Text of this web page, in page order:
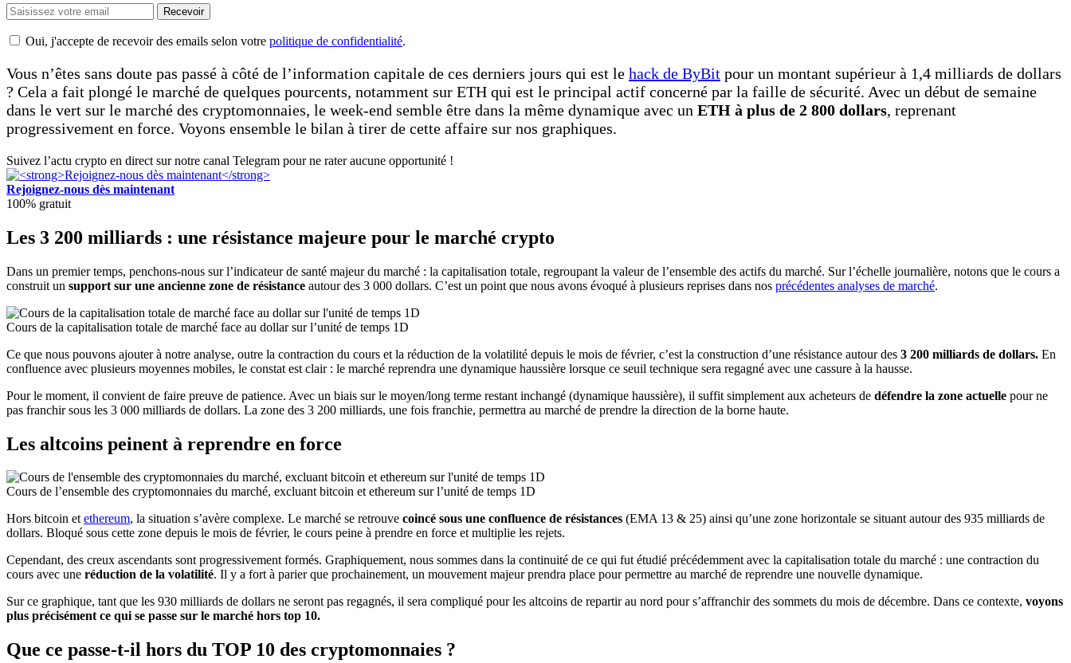
Recevoir
Oui, j'accepte de recevoir des emails selon votre politique de confidentialité.
Vous n’êtes sans doute pas passé à côté de l’information capitale de ces derniers jours qui est le hack de ByBit pour un montant supérieur à 1,4 milliards de dollars
? Cela a fait plongé le marché de quelques pourcents, notamment sur ETH qui est le principal actif concerné par la faille de sécurité. Avec un début de semaine
dans le vert sur le marché des cryptomonnaies, le week-end semble être dans la même dynamique avec un ETH à plus de 2 800 dollars, reprenant
progressivement en force. Voyons ensemble le bilan à tirer de cette affaire sur nos graphiques.
Suivez l’actu crypto en direct sur notre canal Telegram pour ne rater aucune opportunité !
Rejoignez-nous dès maintenant
100% gratuit
Les 3 200 milliards : une résistance majeure pour le marché crypto
Dans un premier temps, penchons-nous sur l’indicateur de santé majeur du marché : la capitalisation totale, regroupant la valeur de l’ensemble des actifs du marché. Sur l’échelle journalière, notons que le cours a
construit un support sur une ancienne zone de résistance autour des 3 000 dollars. C’est un point que nous avons évoqué à plusieurs reprises dans nos précédentes analyses de marché.
Cours de la capitalisation totale de marché face au dollar sur l’unité de temps 1D
Ce que nous pouvons ajouter à notre analyse, outre la contraction du cours et la réduction de la volatilité depuis le mois de février, c’est la construction d’une résistance autour des 3 200 milliards de dollars. En
confluence avec plusieurs moyennes mobiles, le constat est clair : le marché reprendra une dynamique haussière lorsque ce seuil technique sera regagné avec une cassure à la hausse.
Pour le moment, il convient de faire preuve de patience. Avec un biais sur le moyen/long terme restant inchangé (dynamique haussière), il suffit simplement aux acheteurs de défendre la zone actuelle pour ne
pas franchir sous les 3 000 milliards de dollars. La zone des 3 200 milliards, une fois franchie, permettra au marché de prendre la direction de la borne haute.
Les altcoins peinent à reprendre en force
Cours de l’ensemble des cryptomonnaies du marché, excluant bitcoin et ethereum sur l’unité de temps 1D
Hors bitcoin etethereum, la situation s’avère complexe. Le marché se retrouve coincé sous une confluence de résistances (EMA 13 & 25) ainsi qu’une zone horizontale se situant autour des 935 milliards de
dollars. Bloqué sous cette zone depuis le mois de février, le cours peine à prendre en force et multiplie les rejets.
Cependant, des creux ascendants sont progressivement formés. Graphiquement, nous sommes dans la continuité de ce qui fut étudié précédemment avec la capitalisation totale du marché : une contraction du
cours avec une réduction de la volatilité. Il y a fort à parier que prochainement, un mouvement majeur prendra place pour permettre au marché de reprendre une nouvelle dynamique.
Sur ce graphique, tant que les 930 milliards de dollars ne seront pas regagnés, il sera compliqué pour les altcoins de repartir au nord pour s’affranchir des sommets du mois de décembre. Dans ce contexte, voyons
plus précisément ce qui se passe sur le marché hors top 10.
Que ce passe-t-il hors du TOP 10 des cryptomonnaies ?